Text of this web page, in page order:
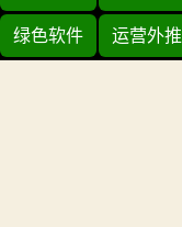
绿色软件 运营外推